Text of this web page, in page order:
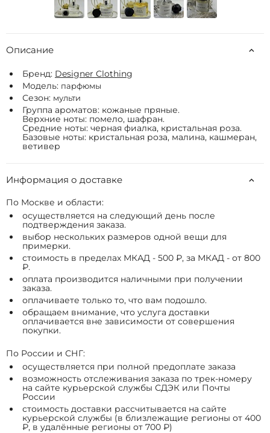
Описание
Бренд: Designer Clothing
Модель: парфюмы
Сезон: мульти
Группа ароматов: кожаные пряные.
Верхние ноты: помело, шафран.
Средние ноты: черная фиалка, кристальная роза.
Базовые ноты: кристальная роза, малина, кашмеран,
ветивер
Информация о доставке
По Москве и области:
осуществляется на следующий день после
подтверждения заказа.
выбор нескольких размеров одной вещи для
примерки.
стоимость в пределах МКАД - 500 ₽, за МКАД - от 800
₽.
оплата производится наличными при получении
заказа.
оплачиваете только то, что вам подошло.
обращаем внимание, что услуга доставки
оплачивается вне зависимости от совершения
покупки.
По России и СНГ:
осуществляется при полной предоплате заказа
возможность отслеживания заказа по трек-номеру
на сайте курьерской службы СДЭК или Почты
России
стоимость доставки рассчитывается на сайте
курьерской службы (в близлежащие регионы от 400
₽, в удалённые регионы от 700 ₽)